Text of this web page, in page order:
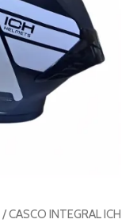
/ CASCO INTEGRAL ICH